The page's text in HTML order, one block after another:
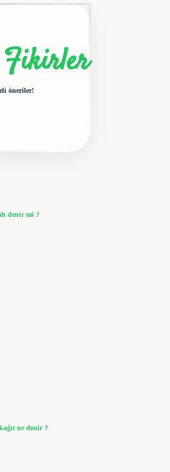
öneriler!
denir mi ?
ne denir ?